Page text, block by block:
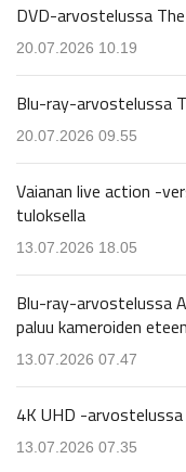
DVD-arvostelussa
20.07.2026 10.19
Blu-ray-arvostelussa
20.07.2026 09.55
Vaianan live action -
tuloksella
13.07.2026 18.05
Blu-ray-arvostelussa
paluu kameroiden eteen
13.07.2026 07.47
4K UHD -
13.07.2026 07.35